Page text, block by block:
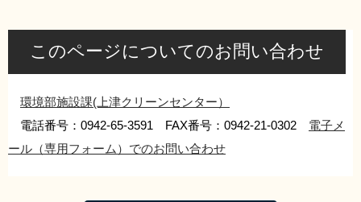
このページについてのお問い合わせ
環境部施設課(上津クリーンセンター）
電話番号：0942-65-3591 FAX番号：0942-21-0302 電子メ
ール（専用フォーム）でのお問い合わせ